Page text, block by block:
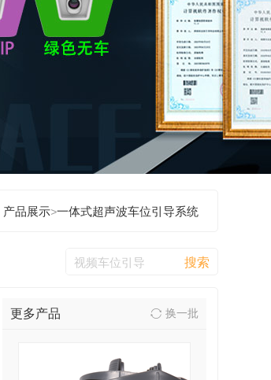
产品展示>一体式超声波车位引导系统
更多产品 换一批